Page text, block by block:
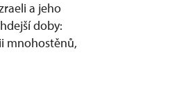
a jeho
doby:
mnohostěnů,